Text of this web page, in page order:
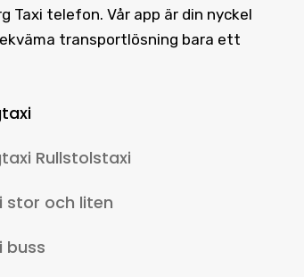
Taxi telefon. Vår app är din nyckel
transportlösning bara ett
Rullstolstaxi
stor och liten
buss